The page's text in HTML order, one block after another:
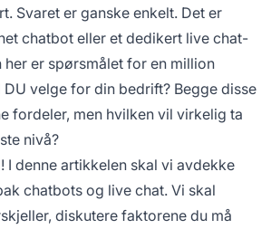
Svaret er ganske enkelt. Det er
chatbot eller et dedikert live chat-
her er spørsmålet for en million
velge for din bedrift? Begge disse
fordeler, men hvilken vil virkelig ta
nivå?
I denne artikkelen skal vi avdekke
chatbots og live chat. Vi skal
diskutere faktorene du må